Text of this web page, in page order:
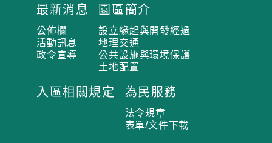
最新消息
公佈欄
活動訊息
政令宣導
園區簡介
設立緣起與開發經過
地理交通
公共設施與環境保護
土地配置
入區相關規定 為民服務
法令規章
表單/文件下載